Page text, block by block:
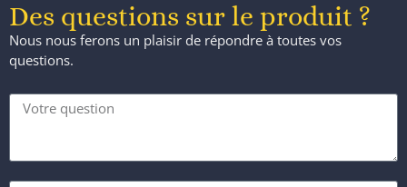
Des questions sur le produit ?
Nous nous ferons un plaisir de répondre à toutes vos
questions.